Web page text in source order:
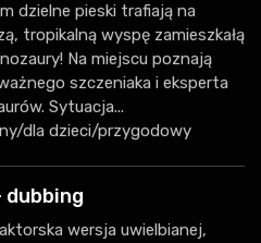
dzielne pieski trafiają na
tropikalną wyspę zamieszkałą
Na miejscu poznają
szczeniaka i eksperta
Sytuacja...
dla dzieci/przygodowy
dubbing
wersja uwielbianej,